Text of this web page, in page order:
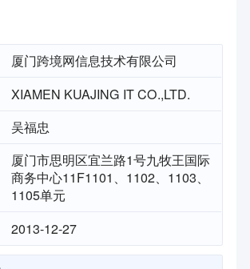
厦门跨境网信息技术有限公司
XIAMEN KUAJING IT CO.,LTD.
吴福忠
厦门市思明区宜兰路1号九牧王国际
商务中心11F1101、1102、1103、
1105单元
2013-12-27